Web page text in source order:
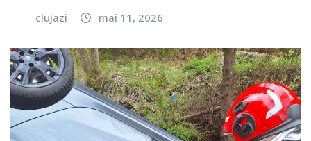
clujazi mai 11, 2026